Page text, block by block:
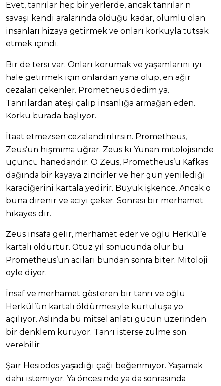
Evet, tanrılar hep bir yerlerde, ancak tanrıların
savaşı kendi aralarında olduğu kadar, ölümlü olan
insanları hizaya getirmek ve onları korkuyla tutsak
etmek içindi.
Bir de tersi var. Onları korumak ve yaşamlarını iyi
hale getirmek için onlardan yana olup, en ağır
cezaları çekenler. Prometheus dedim ya.
Tanrılardan ateşi çalıp insanlığa armağan eden.
Korku burada başlıyor.
İtaat etmezsen cezalandırılırsın. Prometheus,
Zeus’un hışmıma uğrar. Zeus ki Yunan mitolojisinde
üçüncü hanedandır. O Zeus, Prometheus’u Kafkas
dağında bir kayaya zincirler ve her gün yenilediği
karaciğerini kartala yedirir. Büyük işkence. Ancak o
buna direnir ve acıyı çeker. Sonrası bir merhamet
hikayesidir.
Zeus insafa gelir, merhamet eder ve oğlu Herkül’e
kartalı öldürtür. Otuz yıl sonucunda olur bu.
Prometheus’un acıları bundan sonra biter. Mitoloji
öyle diyor.
İnsaf ve merhamet gösteren bir tanrı ve oğlu
Herkül’ün kartalı öldürmesiyle kurtuluşa yol
açılıyor. Aslında bu mitsel anlatı gücün üzerinden
bir denklem kuruyor. Tanrı isterse zulme son
verebilir.
Şair Hesiodos yaşadığı çağı beğenmiyor. Yaşamak
dahi istemiyor. Ya öncesinde ya da sonrasında